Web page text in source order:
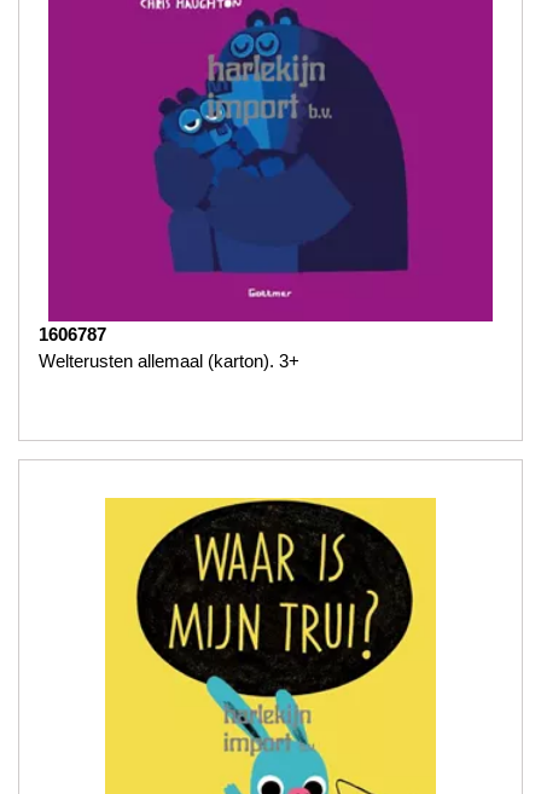
1606787
Welterusten allemaal (karton). 3+